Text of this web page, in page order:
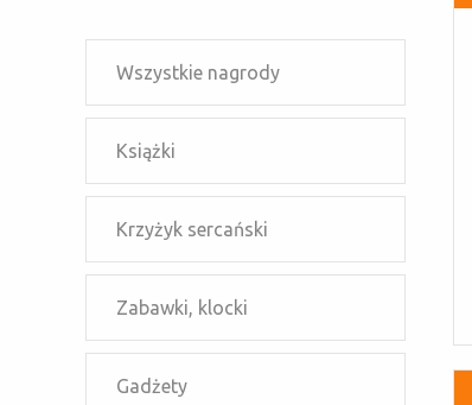
Wszystkie nagrody
Książki
Krzyżyk sercański
Zabawki, klocki
Gadżety